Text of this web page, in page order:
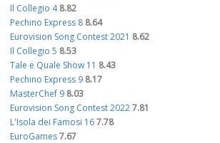
Il Collegio 4 8.82
Pechino Express 8 8.64
Eurovision Song Contest 2021 8.62
Il Collegio 5 8.53
Tale e Quale Show 11 8.43
Pechino Express 9 8.17
MasterChef 9 8.03
Eurovision Song Contest 20227.81
L'Isola dei Famosi 167.78
EuroGames7.67